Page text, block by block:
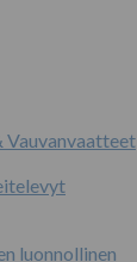
Vauvanvaatteet
luonnollinen